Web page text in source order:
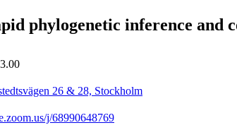
phylogenetic inference and
26 & 28, Stockholm
j/68990648769